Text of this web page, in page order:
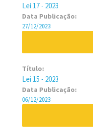
Lei 17 - 2023
Data Publicação:
27/12/2023
Título:
Lei 15 - 2023
Data Publicação:
06/12/2023